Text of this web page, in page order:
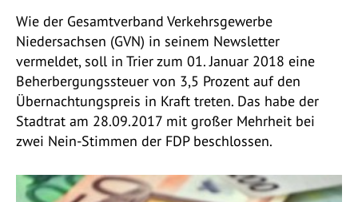
Wie der Gesamtverband Verkehrsgewerbe
Niedersachsen (GVN) in seinem Newsletter
vermeldet, soll in Trier zum 01. Januar 2018 eine
Beherbergungssteuer von 3,5 Prozent auf den
Übernachtungspreis in Kraft treten. Das habe der
Stadtrat am 28.09.2017 mit großer Mehrheit bei
zwei Nein-Stimmen der FDP beschlossen.